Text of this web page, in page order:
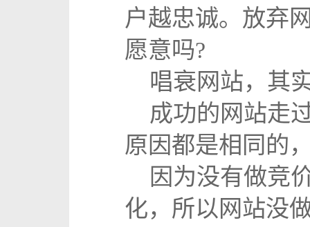
户越忠诚。放弃
愿意吗?
唱衰网站，其
成功的网站走
原因都是相同的
因为没有做竞
化，所以网站没